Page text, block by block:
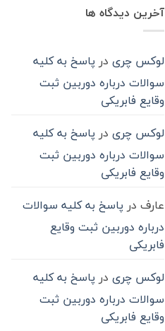
سوالات
درباره
فابریکی
آخرین دیدگاه ها
لوکس چری در پاسخ به کلیه
سوالات درباره دوربین ثبت
وقایع فابریکی
لوکس چری در پاسخ به کلیه
سوالات درباره دوربین ثبت
وقایع فابریکی
عارف در پاسخ به کلیه سوالات
درباره دوربین ثبت وقایع
فابریکی
لوکس چری در پاسخ به کلیه
سوالات درباره دوربین ثبت
وقایع فابریکی